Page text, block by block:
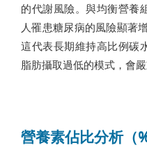
的代謝風險。與均衡營養
人罹患糖尿病的風險顯著
這代表長期維持高比例碳
脂肪攝取過低的模式，會
營養素佔比分析（